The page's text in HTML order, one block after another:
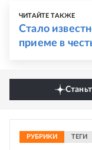
ЧИТАЙТЕ ТАКЖЕ
Стало
приеме в
РУБРИКИ ТЕГИ